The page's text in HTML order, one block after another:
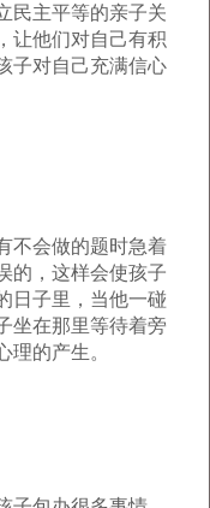
民主平等的亲子关
让他们对自己有积
子对自己充满信心
不会做的题时急着
的，这样会使孩子
日子里，当他一碰
坐在那里等待着旁
理的产生。